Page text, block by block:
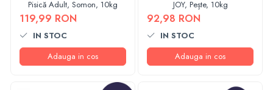
Pisică Adult, Somon, 10kg
119,99 RON
IN STOC
Adauga in cos
JOY, Pește, 10kg
92,98 RON
IN STOC
Adauga in cos